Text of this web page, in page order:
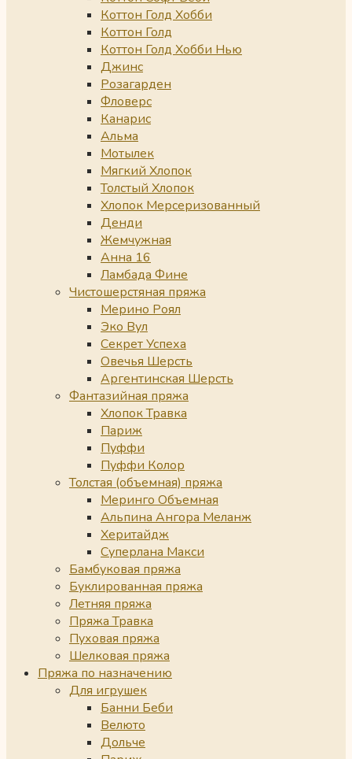
Коттон Голд Хобби
Коттон Голд
Коттон Голд Хобби Нью
Джинс
Розагарден
Фловерс
Канарис
Альма
Мотылек
Мягкий Хлопок
Толстый Хлопок
Хлопок Мерсеризованный
Денди
Жемчужная
Анна 16
Ламбада Фине
Чистошерстяная пряжа
Мерино Роял
Эко Вул
Секрет Успеха
Овечья Шерсть
Аргентинская Шерсть
Фантазийная пряжа
Хлопок Травка
Париж
Пуффи
Пуффи Колор
Толстая (объемная) пряжа
Меринго Объемная
Альпина Ангора Меланж
Херитайдж
Суперлана Макси
Бамбуковая пряжа
Буклированная пряжа
Летняя пряжа
Пряжа Травка
Пуховая пряжа
Шелковая пряжа
Пряжа по назначению
Для игрушек
Банни Беби
Велюто
Дольче